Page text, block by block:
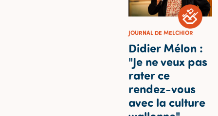
JOURNAL DE MELCHIOR
Didier Mélon :
"Je ne veux pas
rater ce
rendez-vous
avec la culture